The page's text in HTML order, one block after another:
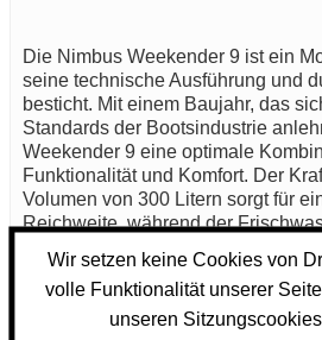
Die Nimbus Weekender 9 ist ein
seine technische Ausführung und
besticht. Mit einem Baujahr, das
Standards der Bootsindustrie
Weekender 9 eine optimale
Funktionalität und Komfort. Der
Volumen von 300 Litern sorgt für
Reichweite, während der
dass die Nimbus Weekender 9
besitzt, was für bestimmte
Wir setzen keine Cookies von
volle Funktionalität unserer
unseren